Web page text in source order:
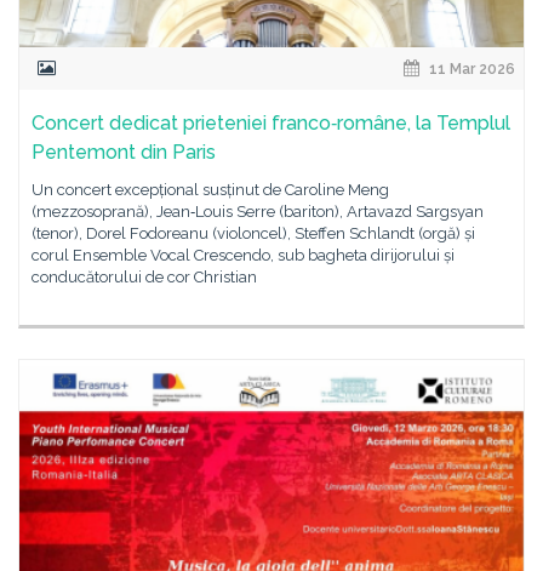
11 Mar 2026
Concert dedicat prieteniei franco‑române, la Templul
Pentemont din Paris
Un concert excepțional susținut de Caroline Meng
(mezzosoprană), Jean‑Louis Serre (bariton), Artavazd Sargsyan
(tenor), Dorel Fodoreanu (violoncel), Steffen Schlandt (orgă) și
corul Ensemble Vocal Crescendo, sub bagheta dirijorului și
conducătorului de cor Christian